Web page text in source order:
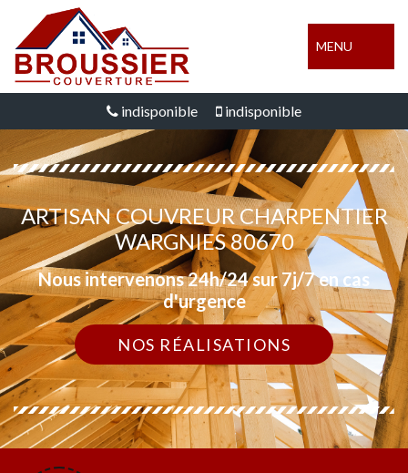
MENU
indisponible indisponible
ARTISAN COUVREUR CHARPENTIER
WARGNIES 80670
Nous intervenons 24h/24 sur 7j/7 en cas
d'urgence
NOS RÉALISATIONS